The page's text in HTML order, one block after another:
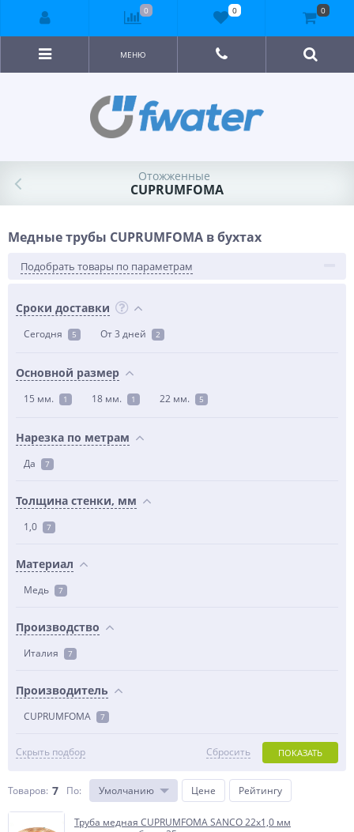
МЕНЮ
Отожженные
CUPRUMFOMA
Медные трубы CUPRUMFOMA в бухтах
Подобрать товары по параметрам
Сроки доставки
Сегодня 5 От 3 дней 2
Основной размер
15 мм. 1 18 мм. 1 22 мм. 5
Нарезка по метрам
Да 7
Толщина стенки, мм
1,0 7
Материал
Медь 7
Производство
Италия 7
Производитель
CUPRUMFOMA 7
Скрыть подбор ПОКАЗАТЬ
Сбросить
Товаров: 7 По: Умолчанию Цене Рейтингу
Труба медная CUPRUMFOMA SANCO 22х1,0 мм
0 0 0